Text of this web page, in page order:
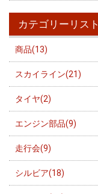
カテゴリーリスト
商品(13)
スカイライン(21)
タイヤ(2)
エンジン部品(9)
走行会(9)
シルビア(18)